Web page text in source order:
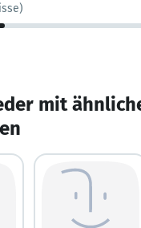
mit